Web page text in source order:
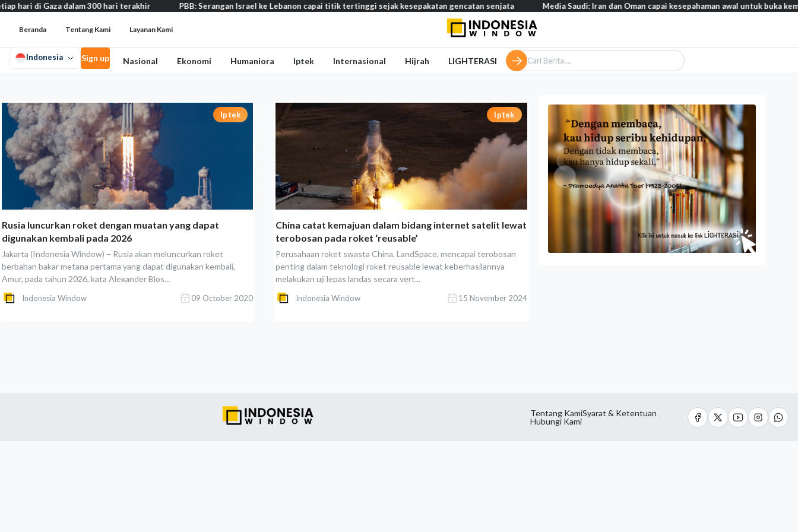
Iptek
Rusia luncurkan roket dengan muatan yang dapat
digunakan kembali pada 2026
Jakarta (Indonesia Window) – Rusia akan meluncurkan roket
berbahan bakar metana pertama yang dapat digunakan kembali,
Amur, pada tahun 2026, kata Alexander Blos...
Indonesia Window 09 October 2020
Iptek
China catat kemajuan dalam bidang internet satelit lewat
terobosan pada roket ‘reusable’
Perusahaan roket swasta China, LandSpace, mencapai terobosan
penting dalam teknologi roket reusable lewat keberhasilannya
melakukan uji lepas landas secara vert...
Indonesia Window 15 November 2024
Tentang KamiSyarat & Ketentuan
Hubungi Kami
hari di Gaza dalam 300 hari terakhir PBB: Serangan Israel ke Lebanon capai titik tertinggi sejak kesepakatan gencatan senjata Media Saudi: Iran dan Oman capai kesepahaman awal untuk buka
Beranda Tentang Kami Layanan Kami
Indonesia Sign up Nasional Ekonomi Humaniora Iptek Internasional Hijrah LIGHTERASI